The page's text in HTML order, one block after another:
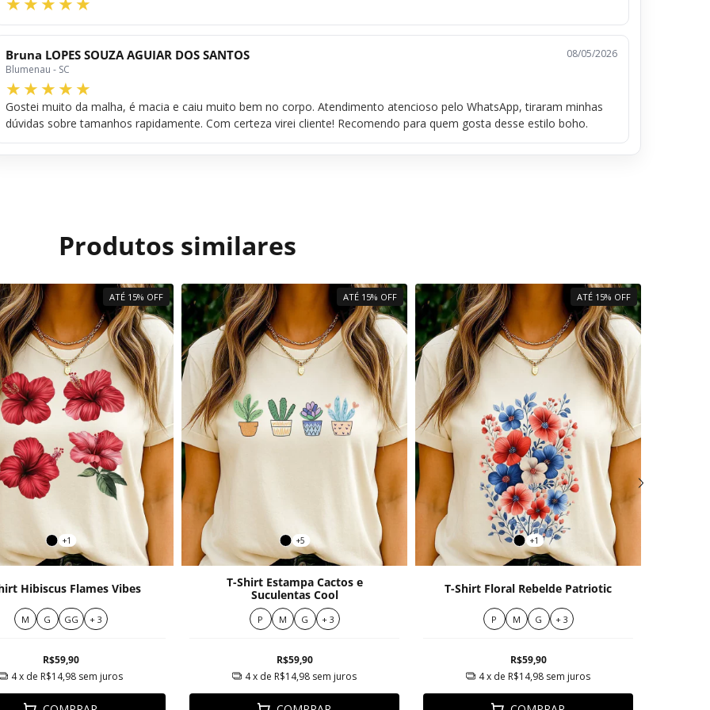
Bruna LOPES SOUZA AGUIAR DOS SANTOS
Blumenau - SC
08/05/2026
Gostei muito da malha, é macia e caiu muito bem no corpo. Atendimento atencioso pelo WhatsApp, tiraram minhas
dúvidas sobre tamanhos rapidamente. Com certeza virei cliente! Recomendo para quem gosta desse estilo boho.
Produtos similares
ATÉ 15% OFF
+1
Hibiscus Flames Vibes
M G GG + 3
R$59,90
4x de R$14,98 sem juros
ATÉ 15% OFF
+5
T-Shirt Estampa Cactos e
Suculentas Cool
P M G + 3
R$59,90
4x de R$14,98 sem juros
ATÉ 15% OFF
+1
T-Shirt Floral Rebelde Patriotic
P M G + 3
R$59,90
4x de R$14,98 sem juros